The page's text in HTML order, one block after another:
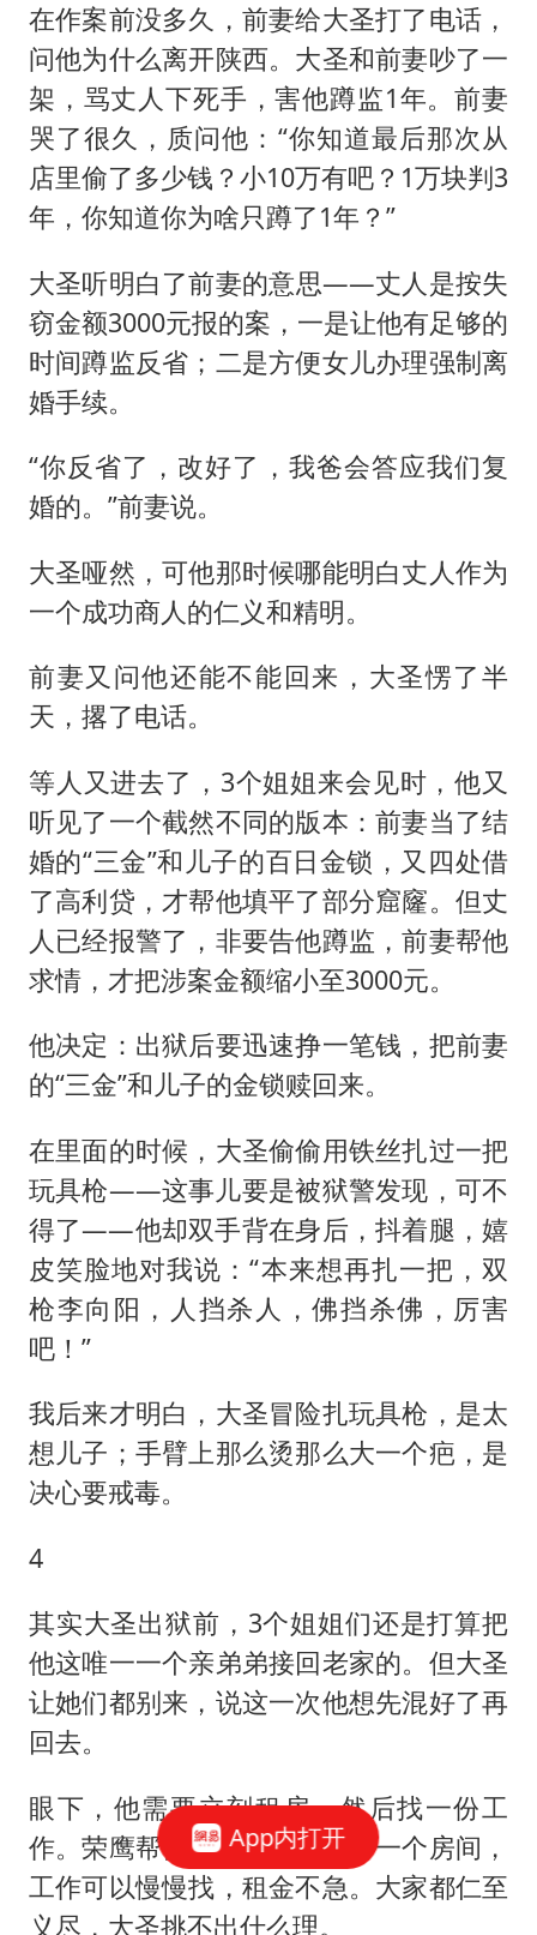
在作案前没多久，前妻给大圣打了电话，
问他为什么离开陕西。大圣和前妻吵了一
架，骂丈人下死手，害他蹲监1年。前妻
哭了很久，质问他：“你知道最后那次从
店里偷了多少钱？小10万有吧？1万块判3
年，你知道你为啥只蹲了1年？”
大圣听明白了前妻的意思——丈人是按失
窃金额3000元报的案，一是让他有足够的
时间蹲监反省；二是方便女儿办理强制离
婚手续。
“你反省了，改好了，我爸会答应我们复
婚的。”前妻说。
大圣哑然，可他那时候哪能明白丈人作为
一个成功商人的仁义和精明。
前妻又问他还能不能回来，大圣愣了半
天，撂了电话。
等人又进去了，3个姐姐来会见时，他又
听见了一个截然不同的版本：前妻当了结
婚的“三金”和儿子的百日金锁，又四处借
了高利贷，才帮他填平了部分窟窿。但丈
人已经报警了，非要告他蹲监，前妻帮他
求情，才把涉案金额缩小至3000元。
他决定：出狱后要迅速挣一笔钱，把前妻
的“三金”和儿子的金锁赎回来。
在里面的时候，大圣偷偷用铁丝扎过一把
玩具枪——这事儿要是被狱警发现，可不
得了——他却双手背在身后，抖着腿，嬉
皮笑脸地对我说：“本来想再扎一把，双
枪李向阳，人挡杀人，佛挡杀佛，厉害
吧！”
我后来才明白，大圣冒险扎玩具枪，是太
想儿子；手臂上那么烫那么大一个疤，是
决心要戒毒。
4
其实大圣出狱前，3个姐姐们还是打算把
他这唯一一个亲弟弟接回老家的。但大圣
让她们都别来，说这一次他想先混好了再
回去。
眼下，他需要立刻租房、然后找一份工
作。荣鹰帮他从熟人那儿要了一个房间，
工作可以慢慢找，租金不急。大家都仁至
义尽，大圣挑不出什么理。
App内打开